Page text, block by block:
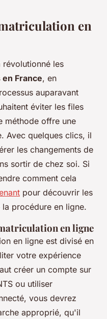
en
révolutionné les
France, en
auparavant
éviter les files
méthode offre une
Avec quelques clics, il
les changements de
sortir de chez soi. Si
comment cela
pour découvrir les
procédure en ligne.
en ligne
en ligne est divisé en
votre expérience
créer un compte sur
ou utiliser
vous devrez
approprié, qu'il